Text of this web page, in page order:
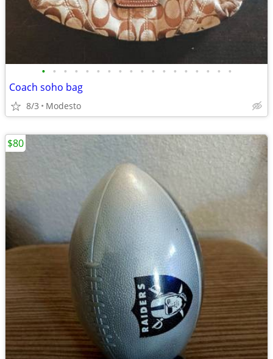
• • • • • • • • • • • • • • • • • •
Coach soho bag
8/3 Modesto
$80